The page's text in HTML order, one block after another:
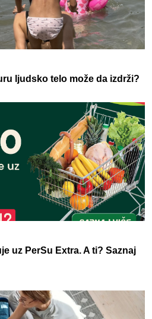
ljudsko telo može da izdrži?
uz PerSu Extra. A ti? Saznaj